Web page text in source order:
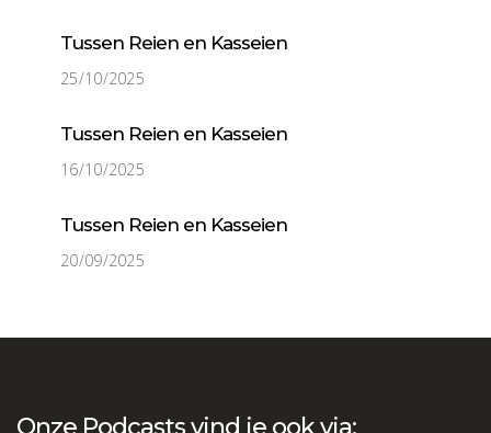
Tussen Reien en Kasseien
25/10/2025
Tussen Reien en Kasseien
16/10/2025
Tussen Reien en Kasseien
20/09/2025
Onze Podcasts vind je ook via: